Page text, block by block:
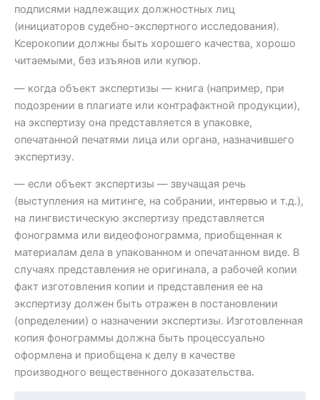
подписями надлежащих должностных лиц
(инициаторов судебно-экспертного исследования).
Ксерокопии должны быть хорошего качества, хорошо
читаемыми, без изъянов или купюр.
— когда объект экспертизы — книга (например, при
подозрении в плагиате или контрафактной продукции),
на экспертизу она представляется в упаковке,
опечатанной печатями лица или органа, назначившего
экспертизу.
— если объект экспертизы — звучащая речь
(выступления на митинге, на собрании, интервью и т.д.),
на лингвистическую экспертизу представляется
фонограмма или видеофонограмма, приобщенная к
материалам дела в упакованном и опечатанном виде. В
случаях представления не оригинала, а рабочей копии
факт изготовления копии и представления ее на
экспертизу должен быть отражен в постановлении
(определении) о назначении экспертизы. Изготовленная
копия фонограммы должна быть процессуально
оформлена и приобщена к делу в качестве
производного вещественного доказательства.